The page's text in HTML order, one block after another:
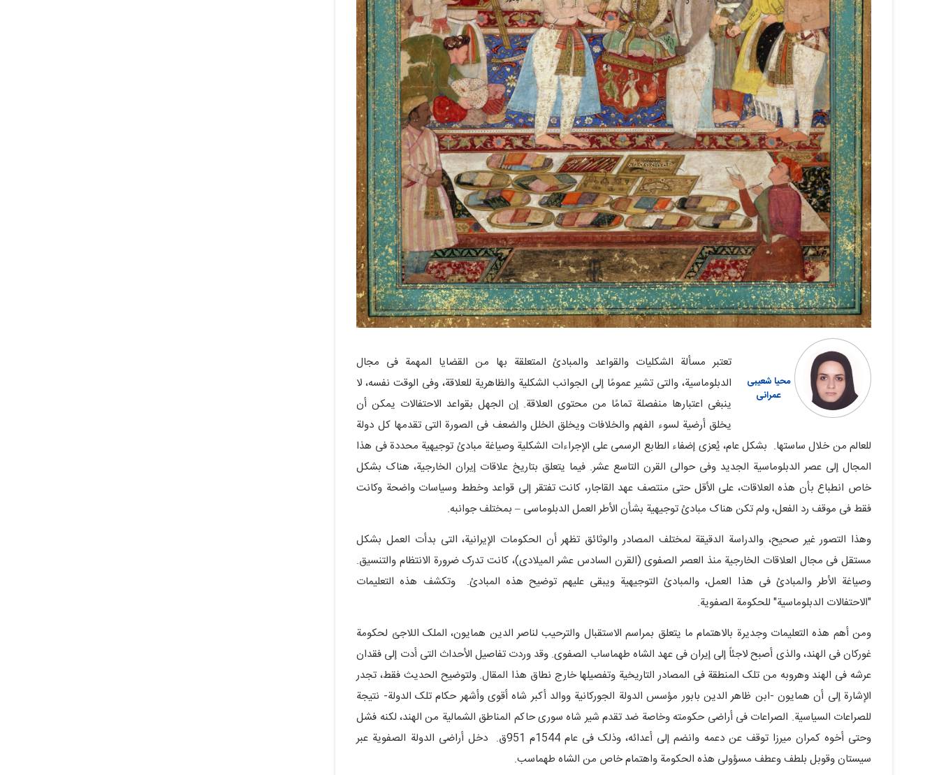
محیا شعیبی
عمرانی
تعتبر مسألة الشکلیات والقواعد والمبادئ المتعلقة بها من القضایا المهمة فی مجال
الدبلوماسیة، والتی تشیر عمومًا إلى الجوانب الشکلیة والظاهریة للعلاقة، وفی الوقت نفسه، لا
ینبغی اعتبارها منفصلة تمامًا من محتوى العلاقة. إن الجهل بقواعد الاحتفالات یمکن أن
یخلق أرضیة لسوء الفهم والخلافات ویخلق الخلل والضعف فی الصورة التی تقدمها کل دولة
للعالم من خلال ساستها. بشکل عام، یُعزى إضفاء الطابع الرسمی على الإجراءات الشکلیة وصیاغة مبادئ توجیهیة محددة فی هذا
المجال إلى عصر الدبلوماسیة الجدید وفی حوالی القرن التاسع عشر. فیما یتعلق بتاریخ علاقات إیران الخارجیة، هناک بشکل
خاص انطباع بأن هذه العلاقات، على الأقل حتى منتصف عهد القاجار، کانت تفتقر إلى قواعد وخطط وسیاسات واضحة وکانت
فقط فی موقف رد الفعل، ولم تکن هناک مبادئ توجیهیة بشأن الأطر العمل الدبلوماسی – بمختلف جوانبه.
وهذا التصور غیر صحیح، والدراسة الدقیقة لمختلف المصادر والوثائق تظهر أن الحکومات الإیرانیة، التی بدأت العمل بشکل
مستقل فی مجال العلاقات الخارجیة منذ العصر الصفوی (القرن السادس عشر المیلادی)، کانت تدرک ضرورة الانتظام والتنسیق.
وصیاغة الأطر والمبادئ فی هذا العمل، والمبادئ التوجیهیة ویبقى علیهم توضیح هذه المبادئ. وتکشف هذه التعلیمات
"الاحتفالات الدبلوماسیة" للحکومة الصفویة.
ومن أهم هذه التعلیمات وجدیرة بالاهتمام ما یتعلق بمراسم الاستقبال والترحیب لناصر الدین همایون، الملک اللاجئ لحکومة
غورکان فی الهند، والذی أصبح لاجئاً إلى إیران فی عهد الشاه طهماساب الصفوی. وقد وردت تفاصیل الأحداث التی أدت إلى فقدان
عرشه فی الهند وهروبه من تلک المنطقة فی المصادر التاریخیة وتفصیلها خارج نطاق هذا المقال. ولتوضیح الحدیث فقط، تجدر
الإشارة إلى أن همایون -ابن ظاهر الدین بابور مؤسس الدولة الجورکانیة ووالد أکبر شاه أقوى وأشهر حکام تلک الدولة- نتیجة
للصراعات السیاسیة. الصراعات فی أراضی حکومته وخاصة ضد تقدم شیر شاه سوری حاکم المناطق الشمالیة من الهند، لکنه فشل
وحتى أخوه کمران میرزا توقف عن دعمه وانضم إلى أعدائه، وذلک فی عام 1544م 951ق. دخل أراضی الدولة الصفویة عبر
سیستان وقوبل بلطف وعطف مسؤولی هذه الحکومة واهتمام خاص من الشاه طهماسب.